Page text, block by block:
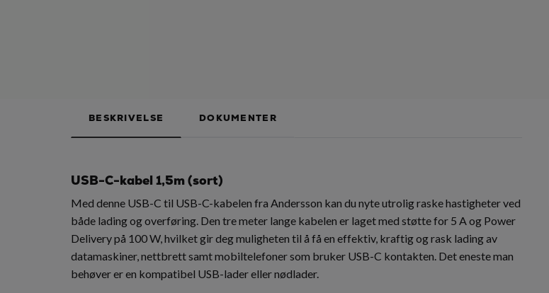
BESKRIVELSE DOKUMENTER
USB-C-kabel 1,5m (sort)
Med denne USB-C til USB-C-kabelen fra Andersson kan du nyte utrolig raske hastigheter ved
både lading og overføring. Den tre meter lange kabelen er laget med støtte for 5 A og Power
Delivery på 100 W, hvilket gir deg muligheten til å få en effektiv, kraftig og rask lading av
datamaskiner, nettbrett samt mobiltelefoner som bruker USB-C kontakten. Det eneste man
behøver er en kompatibel USB-lader eller nødlader.